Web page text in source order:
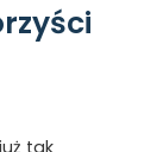
tak